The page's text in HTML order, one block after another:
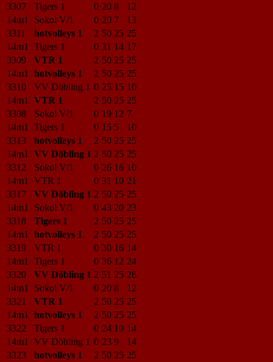
3307
Tigers 1 0 20 8
12
14m1
Sokol V/1 0 20 7
13
3311
hotvolleys 1 2 50 25 25
14m1
Tigers 1 0 31 14 17
3309
VTR 1 2 50 25 25
14m1
hotvolleys 1 2 50 25 25
3310
VV Döbling 1 0 25 15 10
14m1
VTR 1 2 50 25 25
3308
Sokol V/1 0 19 12 7
14m1
Tigers 1 0 15 5
10
3313
hotvolleys 1 2 50 25 25
14m1
VV Döbling 1 2 50 25 25
3312
Sokol V/1 0 26 16 10
14m1
VTR 1 0 31 10 21
3317
VV Döbling 1 2 50 25 25
14m1
Sokol V/1 0 43 20 23
3318
Tigers 1 2 50 25 25
14m1
hotvolleys 1 2 50 25 25
3319
VTR 1 0 30 16 14
14m1
Tigers 1 0 36 12 24
3320
VV Döbling 1 2 51 25 26
14m1
Sokol V/1 0 20 8
12
3321
VTR 1 2 50 25 25
14m1
hotvolleys 1 2 50 25 25
3322
Tigers 1 0 24 10 14
14m1
VV Döbling 1 0 23 9
14
3323
hotvolleys 1 2 50 25 25